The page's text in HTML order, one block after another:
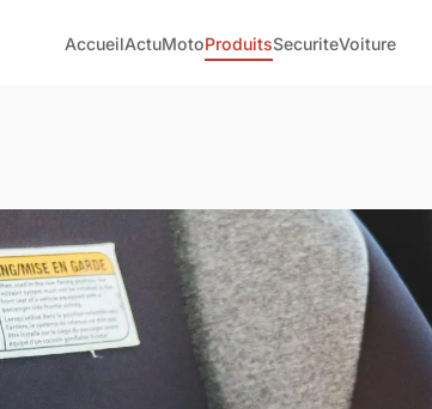
AccueilActuMotoProduitsSecuriteVoiture